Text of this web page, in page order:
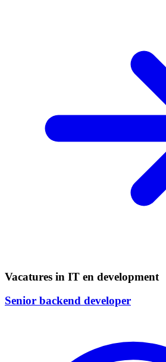
Vacatures in IT en development
Senior backend developer